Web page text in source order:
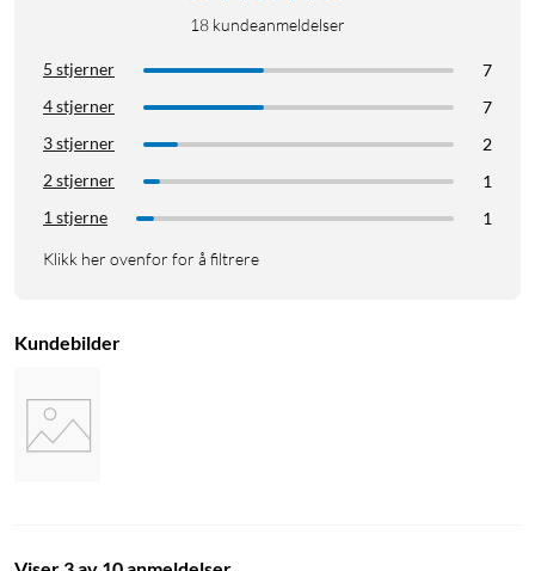
18 kundeanmeldelser
5 stjerner
7
4 stjerner
7
3 stjerner
2
2 stjerner
1
1 stjerne
1
Klikk her ovenfor for å filtrere
Kundebilder